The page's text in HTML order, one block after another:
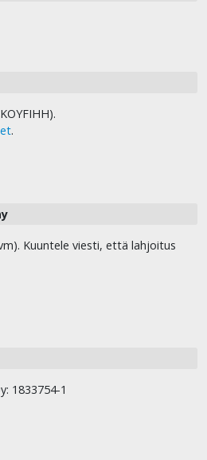
.
Kuuntele viesti, että lahjoitus
1833754-1